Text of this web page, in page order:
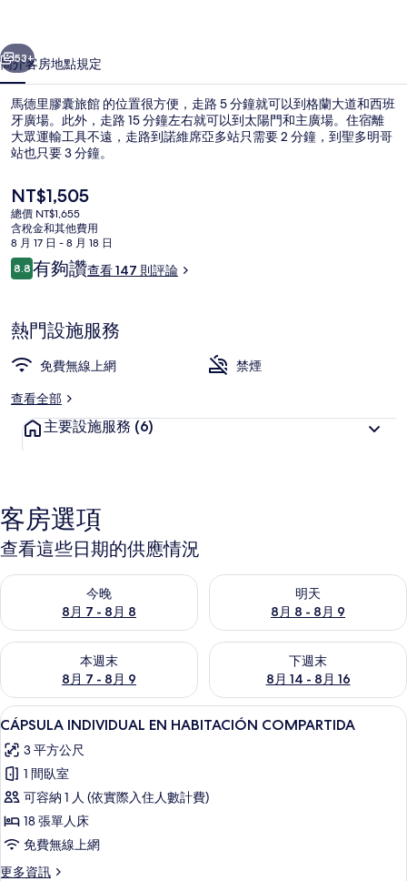
的
相
片
集
個 下一個
53+
簡介客房地點規定
馬德里膠囊旅館 的位置很方便，走路 5 分鐘就可以到格蘭大道和西班
牙廣場。此外，走路 15 分鐘左右就可以到太陽門和主廣場。住宿離
大眾運輸工具不遠，走路到諾維席亞多站只需要 2 分鐘，到聖多明哥
站也只要 3 分鐘。
目
前
的
價
格
是
NT$1,505
總價 NT$1,655
含稅金和其他費用
8 月 17 日 - 8 月 18 日
評
論
8.88.8 分，滿分 10 分，
有夠讚查看 147 則評論
熱門設施服務
免費無線上網
禁煙
查看全部
主要設施服務 (6)
客房選項
查看這些日期的供應情況
今晚
8月 7 - 8月 8
查看今晚 (8月 7 - 8月 8) 的供應情況
明天
8月 8 - 8月 9
查看明天 (8月 8 - 8月 9) 的供
本週末
8月 7 - 8月 9
查看本週末 (8月 7 - 8月 9) 的供應情況
下週末
8月 14 - 8月 16
查看下週末 (8月 14 - 8月 16)
顯
示
CÁPSULA
INDIVIDUAL
EN
HABITACIÓN
COMPARTIDA
的
15
CÁPSULA INDIVIDUAL EN HABITACIÓN COMPARTIDA
3 平方公尺
1 間臥室
可容納 1 人 (依實際入住人數計費)
18 張單人床
免費無線上網
更多資訊
更